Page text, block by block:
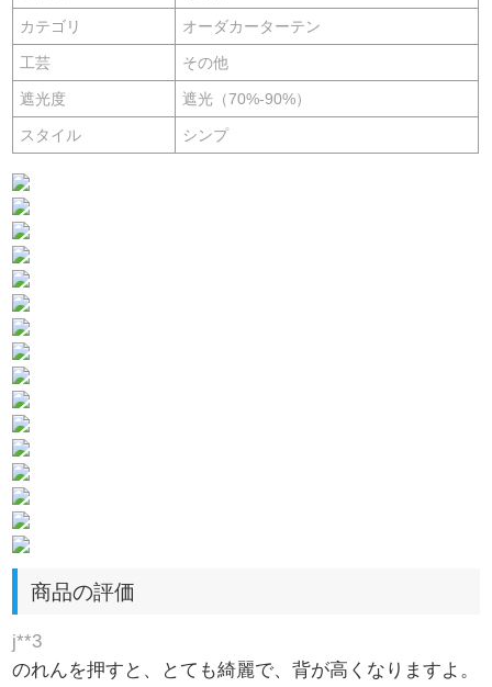
カテゴリ オーダカーターテン
工芸 その他
遮光度 遮光（70%-90%）
スタイル シンプ
商品の評価
j**3
のれんを押すと、とても綺麗で、背が高くなりますよ。